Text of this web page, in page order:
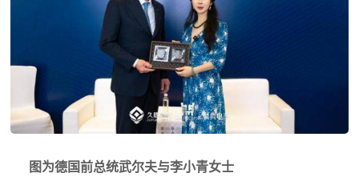
图为德国前总统武尔夫与李小青女士